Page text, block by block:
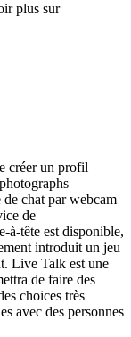
plus sur
créer un profil
chat par webcam
de
à-tête est disponible,
introduit un jeu
Live Talk est une
de faire des
choices très
avec des personnes